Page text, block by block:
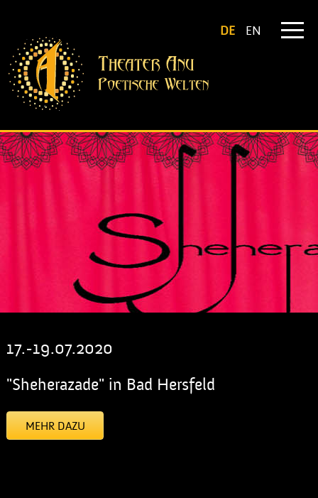
DE EN
17.-19.07.2020
"Sheherazade" in Bad Hersfeld
MEHR DAZU